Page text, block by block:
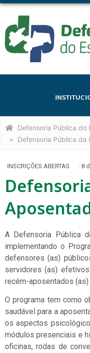
Defensoria Pública do
Defensoria Pública
INSCRIÇÕES ABERTAS 8
A Defensoria Pública
implementando o
defensores (as)
servidores (as)
recém-aposentados
O programa tem como
saudável para a
os aspectos
módulos presenciais e
oficinas, rodas de